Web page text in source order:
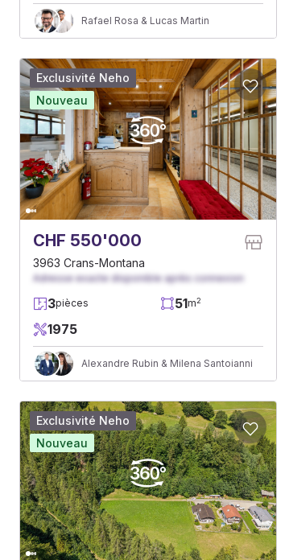
Rafael Rosa & Lucas Martin
CHF 550'000
3963 Crans-Montana
Adresse exacte disponible après connexion
3pièces 51m2
1975
Alexandre Rubin & Milena Santoianni
Exclusivité Neho
Nouveau
Exclusivité Neho
Nouveau